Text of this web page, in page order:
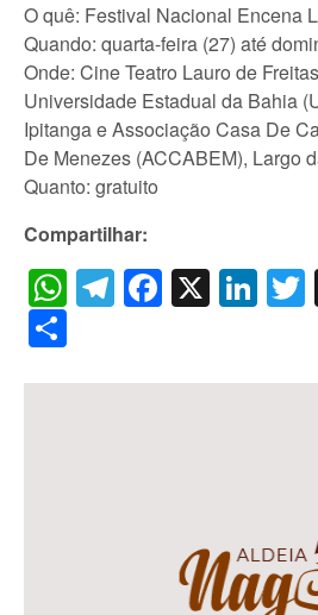
O quê: Festival Nacional Encena
Quando: quarta-feira (27) até
Onde: Cine Teatro Lauro de
Universidade Estadual da Bahia
Ipitanga e Associação Casa De
De Menezes (ACCABEM), Largo
Quanto: gratuito
Compartilhar:
WhatsApp
Telegram
X